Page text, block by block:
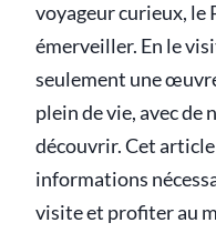
voyageur curieux, le
émerveiller. En le
seulement une
plein de vie, avec de
découvrir. Cet
informations
visite et profiter au